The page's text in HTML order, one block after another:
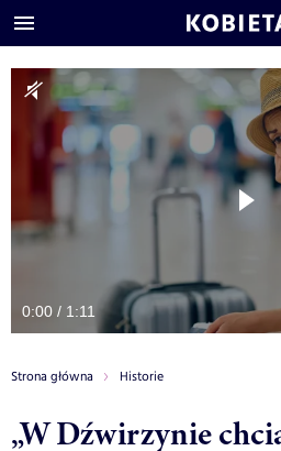
0:00 / 1:11
Strona główna Historie
„W Dźwirzynie